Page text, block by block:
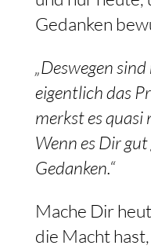
Gedanken
„Deswegen
eigentlich das
merkst es quasi
Wenn es Dir
Gedanken.“
Mache Dir
die Macht